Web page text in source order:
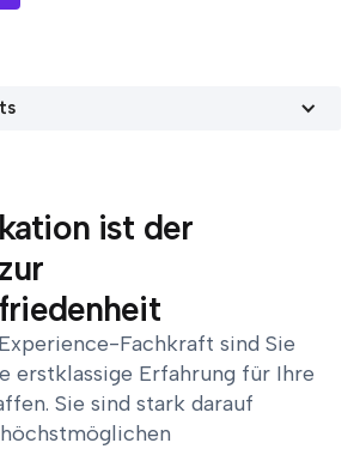
ist der
Fachkraft sind Sie
erstklassige Erfahrung für Ihre
Sie sind stark darauf